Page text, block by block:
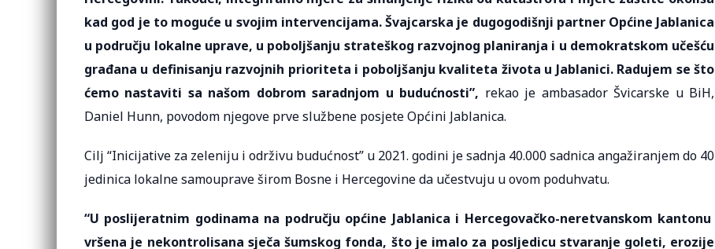
kad god je to moguće u svojim intervencijama. Švajcarska je dugogodišnji partner Općine Jablanica
u području lokalne uprave, u poboljšanju strateškog razvojnog planiranja i u demokratskom učešću
građana u definisanju razvojnih prioriteta i poboljšanju kvaliteta života u Jablanici. Radujem se što
ćemo nastaviti sa našom dobrom saradnjom u budućnosti”, rekao je ambasador Švicarske u BiH,
Daniel Hunn, povodom njegove prve službene posjete Općini Jablanica.
Cilj “Inicijative za zeleniju i održivu budućnost” u 2021. godini je sadnja 40.000 sadnica angažiranjem do 40
jedinica lokalne samouprave širom Bosne i Hercegovine da učestvuju u ovom poduhvatu.
“U poslijeratnim godinama na području općine Jablanica i Hercegovačko-neretvanskom kantonu
vršena je nekontrolisana sječa šumskog fonda, što je imalo za posljedicu stvaranje goleti, erozije